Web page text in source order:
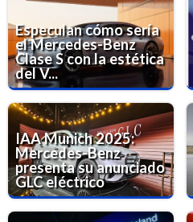
Especulan cómo sería
el Mercedes-Benz
Clase S con la estética
del V...
IAA Munich 2025:
Mercedes-Benz
presenta su anunciado
GLC eléctrico